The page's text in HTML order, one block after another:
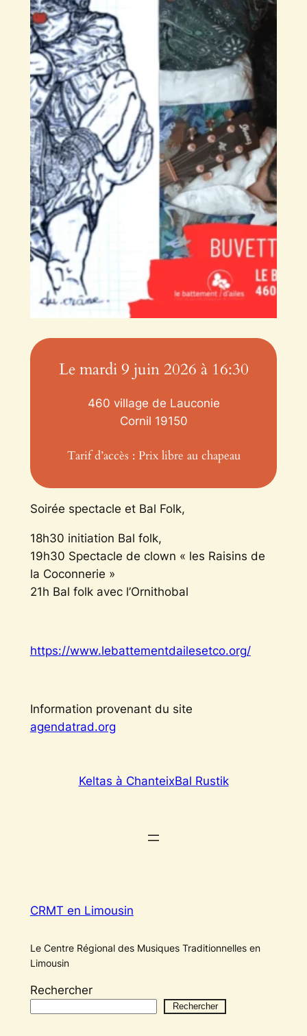
Le mardi 9 juin 2026 à 16:30
460 village de Lauconie
Cornil 19150
Tarif d’accès : Prix libre au chapeau
Soirée spectacle et Bal Folk,
18h30 initiation Bal folk,
19h30 Spectacle de clown « les Raisins de
la Coconnerie »
21h Bal folk avec l’Ornithobal
https://www.lebattementdailesetco.org/
Information provenant du site
agendatrad.org
Keltas à ChanteixBal Rustik
CRMT en Limousin
Le Centre Régional des Musiques Traditionnelles en
Limousin
Rechercher
Rechercher